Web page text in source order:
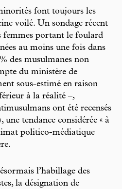
font toujours les
voilé. Un sondage récent
femmes portant le foulard
au moins une fois dans
des musulmanes non
du ministère de
sous-estimé en raison
à la réalité –,
ont été recensés
tendance considérée « à
politico-médiatique
l’habillage des
la désignation de